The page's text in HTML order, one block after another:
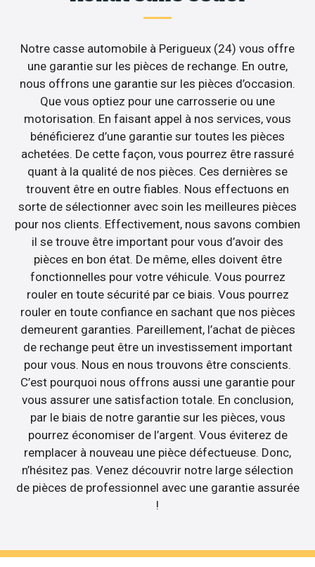
Notre casse automobile à Perigueux (24) vous offre
une garantie sur les pièces de rechange. En outre,
nous offrons une garantie sur les pièces d’occasion.
Que vous optiez pour une carrosserie ou une
motorisation. En faisant appel à nos services, vous
bénéficierez d’une garantie sur toutes les pièces
achetées. De cette façon, vous pourrez être rassuré
quant à la qualité de nos pièces. Ces dernières se
trouvent être en outre fiables. Nous effectuons en
sorte de sélectionner avec soin les meilleures pièces
pour nos clients. Effectivement, nous savons combien
il se trouve être important pour vous d’avoir des
pièces en bon état. De même, elles doivent être
fonctionnelles pour votre véhicule. Vous pourrez
rouler en toute sécurité par ce biais. Vous pourrez
rouler en toute confiance en sachant que nos pièces
demeurent garanties. Pareillement, l’achat de pièces
de rechange peut être un investissement important
pour vous. Nous en nous trouvons être conscients.
C’est pourquoi nous offrons aussi une garantie pour
vous assurer une satisfaction totale. En conclusion,
par le biais de notre garantie sur les pièces, vous
pourrez économiser de l’argent. Vous éviterez de
remplacer à nouveau une pièce défectueuse. Donc,
n’hésitez pas. Venez découvrir notre large sélection
de pièces de professionnel avec une garantie assurée
!